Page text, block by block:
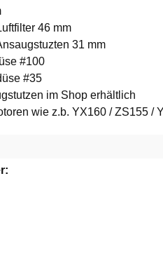
46 mm
31 mm
#100
#35
im Shop erhältlich
wie z.b. YX160 / ZS155 /